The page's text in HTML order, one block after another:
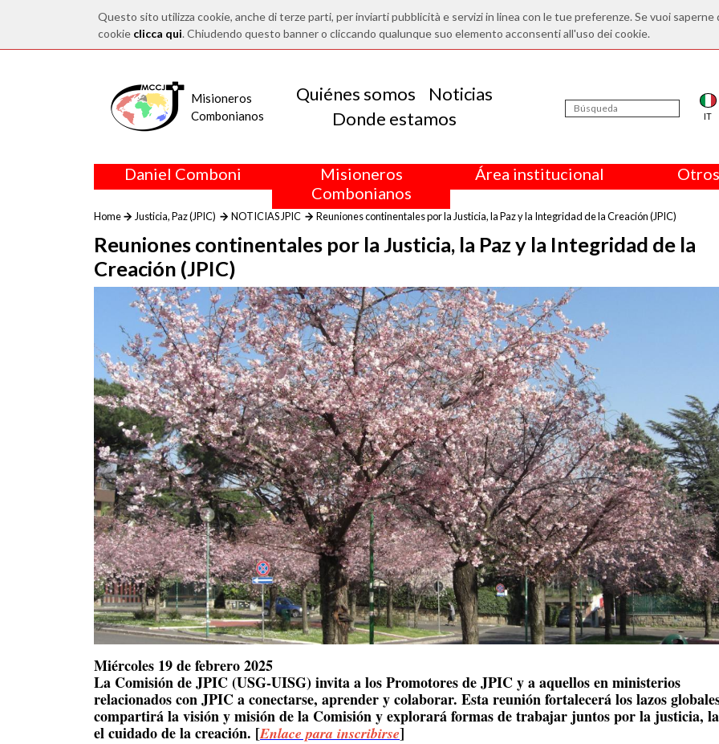
Questo sito utilizza cookie, anche di terze parti, per inviarti pubblicità e servizi in linea con le tue preferenze. Se vuoi
cookie clicca qui. Chiudendo questo banner o cliccando qualunque suo elemento acconsenti all'uso dei cookie.
Misioneros
Combonianos
Quiénes somos
Noticias
Donde estamos
IT
Daniel Comboni
Misioneros
Combonianos
Área institucional
Home Justicia, Paz (JPIC) NOTICIAS JPIC Reuniones continentales por la Justicia, la Paz y la Integridad de la Creación (JPIC)
Reuniones continentales por la Justicia, la Paz y la Integridad de la
Creación (JPIC)
Miércoles 19 de febrero 2025
La Comisión de JPIC (USG-UISG) invita a los Promotores de JPIC y a aquellos en ministerios
relacionados con JPIC a conectarse, aprender y colaborar. Esta reunión fortalecerá los lazos
compartirá la visión y misión de la Comisión y explorará formas de trabajar juntos por la justicia,
el cuidado de la creación. [Enlace para inscribirse]